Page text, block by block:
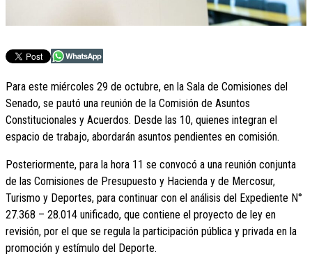
Para este miércoles 29 de octubre, en la Sala de Comisiones del
Senado, se pautó una reunión de la Comisión de Asuntos
Constitucionales y Acuerdos. Desde las 10, quienes integran el
espacio de trabajo, abordarán asuntos pendientes en comisión.
Posteriormente, para la hora 11 se convocó a una reunión conjunta
de las Comisiones de Presupuesto y Hacienda y de Mercosur,
Turismo y Deportes, para continuar con el análisis del Expediente N°
27.368 – 28.014 unificado, que contiene el proyecto de ley en
revisión, por el que se regula la participación pública y privada en la
promoción y estímulo del Deporte.